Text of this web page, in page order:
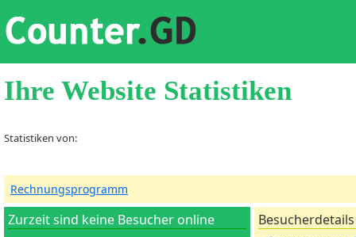
Ihre Website Statistiken
Statistiken von:
Rechnungsprogramm
Zurzeit sind keine Besucher online Besucherdetails